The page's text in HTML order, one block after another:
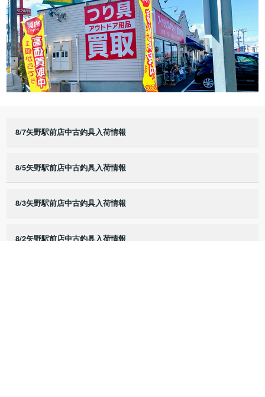
8/7矢野駅前店中古釣具入荷情報
8/5矢野駅前店中古釣具入荷情報
8/3矢野駅前店中古釣具入荷情報
8/2矢野駅前店中古釣具入荷情報